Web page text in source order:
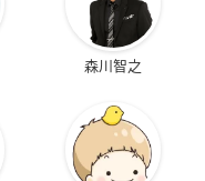
森川智之